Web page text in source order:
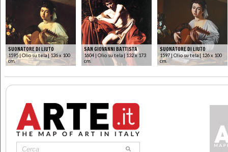
SUONATORE DI LIUTO
1595 | Olio su tela | 126 x 100
cm.
SAN GIOVANNI BATTISTA
1604 | Olio su tela | 132 x 173
cm.
SUONATORE DI LIUTO
1597 | Olio su tela | 126 x 100
cm.